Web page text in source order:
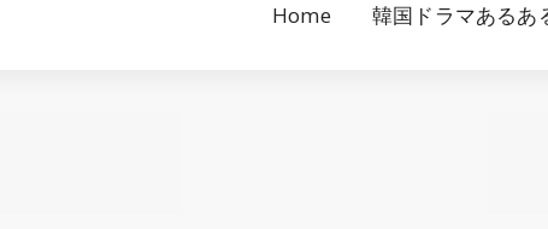
Home 韓国ドラマあるあ